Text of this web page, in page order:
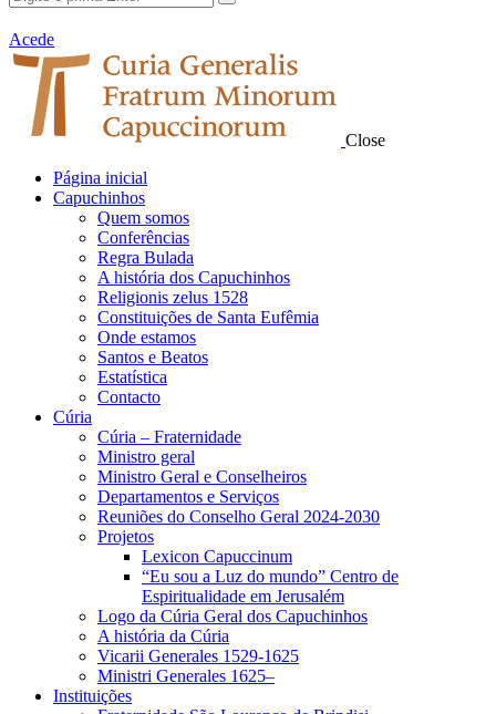
Acede
Close
Página inicial
Capuchinhos
Quem somos
Conferências
Regra Bulada
A história dos Capuchinhos
Religionis zelus 1528
Constituições de Santa Eufêmia
Onde estamos
Santos e Beatos
Estatística
Contacto
Cúria
Cúria – Fraternidade
Ministro geral
Ministro Geral e Conselheiros
Departamentos e Serviços
Reuniões do Conselho Geral 2024-2030
Projetos
Lexicon Capuccinum
“Eu sou a Luz do mundo” Centro de
Espiritualidade em Jerusalém
Logo da Cúria Geral dos Capuchinhos
A história da Cúria
Vicarii Generales 1529-1625
Ministri Generales 1625–
Instituições